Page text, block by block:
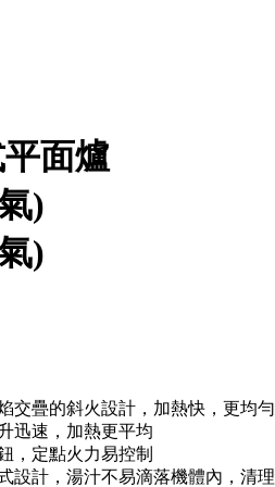
面爐
)
)
交疊的斜火設計，加熱快，更均勻
迅速，加熱更平均
，定點火力易控制
設計，湯汁不易滴落機體內，清